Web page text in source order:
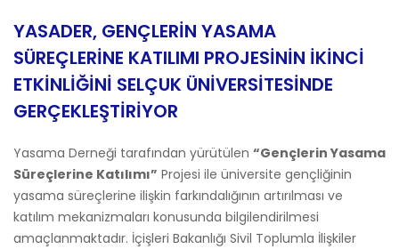
YASADER, GENÇLERİN YASAMA
SÜREÇLERİNE KATILIMI PROJESİNİN İKİNCİ
ETKİNLİĞİNİ SELÇUK ÜNİVERSİTESİNDE
GERÇEKLEŞTİRİYOR
Yasama Derneği tarafından yürütülen “Gençlerin Yasama
Süreçlerine Katılımı” Projesi ile üniversite gençliğinin
yasama süreçlerine ilişkin farkındalığının artırılması ve
katılım mekanizmaları konusunda bilgilendirilmesi
amaçlanmaktadır. İçişleri Bakanlığı Sivil Toplumla İlişkiler